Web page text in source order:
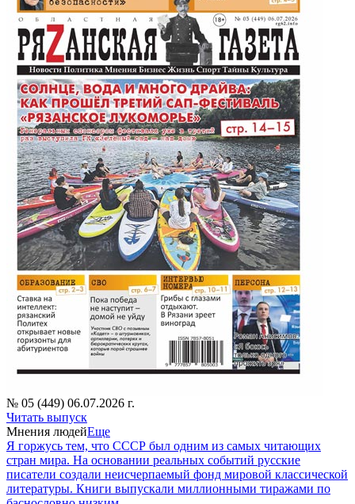
№ 05 (449) 06.07.2026 г.
Читать выпуск
Мнения людейЕще
Я горжусь тем, что СССР был одним из самых читающих
стран мира. На основании реальных событий русские
писатели создали неисчерпаемый фонд мировой классической
литературы. Книги выпускали миллионными тиражами по